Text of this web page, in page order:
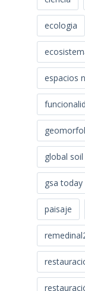
ecologia
espacios
global
gsa today
paisaje